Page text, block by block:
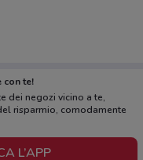
con te!
dei negozi vicino a te,
risparmio, comodamente
L’APP